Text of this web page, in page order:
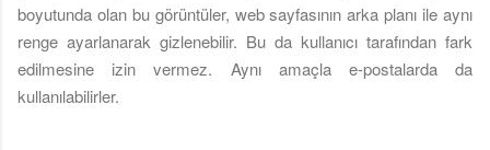
boyutunda olan bu görüntüler, web sayfasının arka planı ile aynı
renge ayarlanarak gizlenebilir. Bu da kullanıcı tarafından fark
edilmesine izin vermez. Aynı amaçla e-postalarda da
kullanılabilirler.